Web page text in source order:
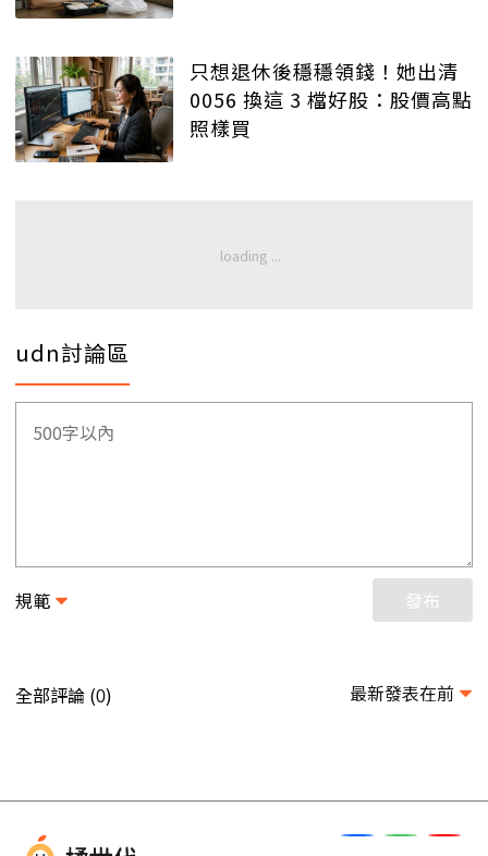
只想退休後穩穩領錢！她出清
0056 換這 3 檔好股：股價高點
照樣買
udn討論區
規範 發布
全部評論 (0) 最新發表在前